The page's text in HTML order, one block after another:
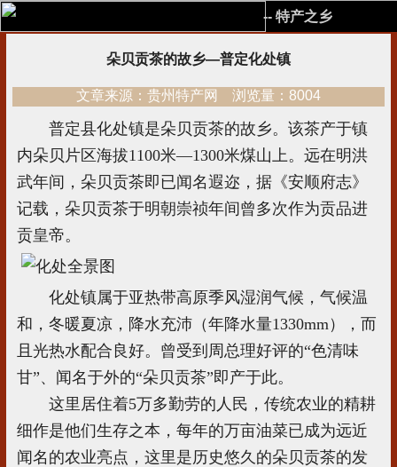
-- 特产之乡
朵贝贡茶的故乡—普定化处镇
文章来源：贵州特产网 浏览量：8004
普定县化处镇是朵贝贡茶的故乡。该茶产于镇
内朵贝片区海拔1100米—1300米煤山上。远在明洪
武年间，朵贝贡茶即已闻名遐迩，据《安顺府志》
记载，朵贝贡茶于明朝崇祯年间曾多次作为贡品进
贡皇帝。
化处镇属于亚热带高原季风湿润气候，气候温
和，冬暖夏凉，降水充沛（年降水量1330mm），而
且光热水配合良好。曾受到周总理好评的“色清味
甘”、闻名于外的“朵贝贡茶”即产于此。
这里居住着5万多勤劳的人民，传统农业的精耕
细作是他们生存之本，每年的万亩油菜已成为远近
闻名的农业亮点，这里是历史悠久的朵贝贡茶的发